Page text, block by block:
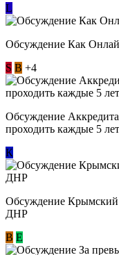
L
Обсуждение ​Как
S В +4
Обсуждение
проходить каждые 5 лет
К
Обсуждение Крымский
ДНР
В E